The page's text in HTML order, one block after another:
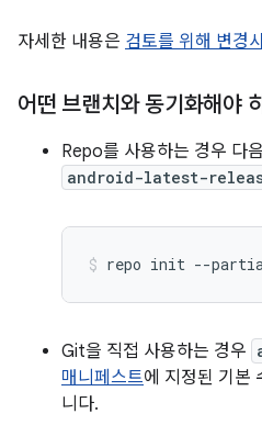
자세한 내용은 검토를 위해 변경
어떤 브랜치와 동기화해야
Repo를 사용하는 경우 다
android-latest-
repo init --
Git을 직접 사용하는 경우
매니페스트에 지정된 기본
니다.